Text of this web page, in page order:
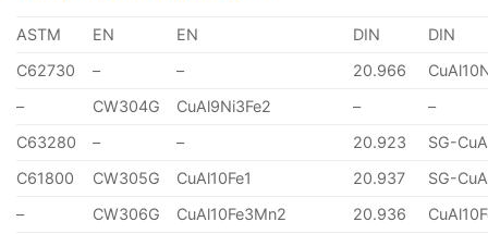
ASTM EN EN DIN
DIN
C62730
– – 20.966
–
CW304G CuAl9Ni3Fe2 –
–
C63280
– – 20.923
SG-
C61800
CW305G CuAl10Fe1 20.937
SG-
–
CW306G CuAl10Fe3Mn2 20.936